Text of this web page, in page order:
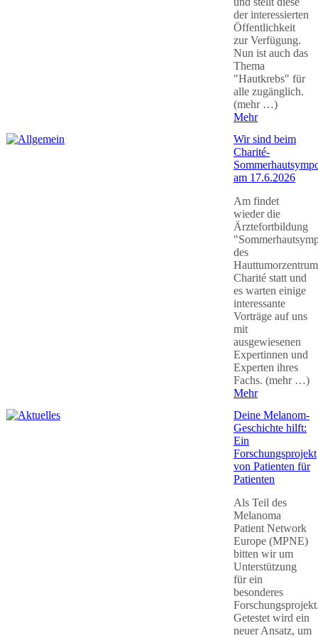
der interessierten
Öffentlichkeit
zur Verfügung.
Nun ist auch das
Thema
"Hautkrebs" für
alle zugänglich.
(mehr …)
Mehr
Wir sind beim
Charité-
am 17.6.2026
Am findet
wieder die
Ärztefortbildung
des
Charité statt und
es warten einige
interessante
Vorträge auf uns
mit
ausgewiesenen
Expertinnen und
Experten ihres
Fachs. (mehr …)
Mehr
Deine Melanom-
Geschichte hilft:
Ein
Forschungsprojekt
von Patienten für
Patienten
Als Teil des
Melanoma
Patient Network
Europe (MPNE)
bitten wir um
Unterstützung
für ein
besonderes
Getestet wird ein
neuer Ansatz, um